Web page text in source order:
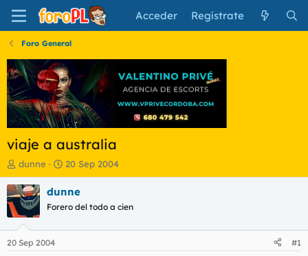
Acceder Regístrate
Foro General
viaje a australia
I
n
i
c
i
a
d
o
dunne
F
e
c
a
i
20 Sep 2004
dunne
Forero del todo a cien
20 Sep 2004 #1